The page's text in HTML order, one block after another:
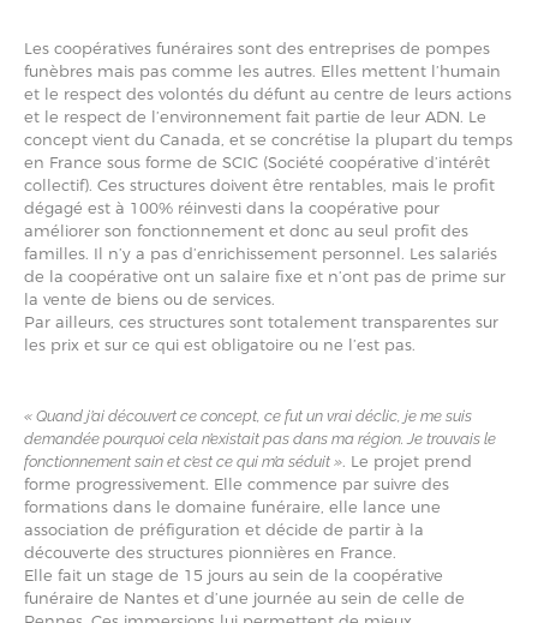
Les coopératives funéraires sont des entreprises de pompes
funèbres mais pas comme les autres. Elles mettent l’humain
et le respect des volontés du défunt au centre de leurs actions
et le respect de l’environnement fait partie de leur ADN. Le
concept vient du Canada, et se concrétise la plupart du temps
en France sous forme de SCIC (Société coopérative d’intérêt
collectif). Ces structures doivent être rentables, mais le profit
dégagé est à 100% réinvesti dans la coopérative pour
améliorer son fonctionnement et donc au seul profit des
familles. Il n’y a pas d’enrichissement personnel. Les salariés
de la coopérative ont un salaire fixe et n’ont pas de prime sur
la vente de biens ou de services.
Par ailleurs, ces structures sont totalement transparentes sur
les prix et sur ce qui est obligatoire ou ne l’est pas.
« Quand j’ai découvert ce concept, ce fut un vrai déclic, je me suis
demandée pourquoi cela n’existait pas dans ma région. Je trouvais le
fonctionnement sain et c’est ce qui m’a séduit » . Le projet prend
forme progressivement. Elle commence par suivre des
formations dans le domaine funéraire, elle lance une
association de préfiguration et décide de partir à la
découverte des structures pionnières en France.
Elle fait un stage de 15 jours au sein de la coopérative
funéraire de Nantes et d’une journée au sein de celle de